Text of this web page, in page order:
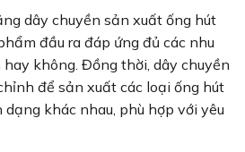
dây chuyền sản xuất ống hút
đầu ra đáp ứng đủ các nhu
không. Đồng thời, dây chuyền
để sản xuất các loại ống hút
khác nhau, phù hợp với yêu